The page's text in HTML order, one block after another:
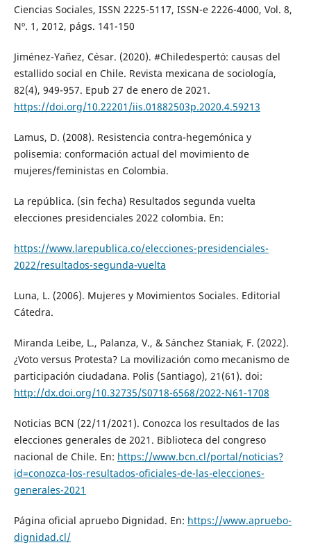
Ciencias Sociales, ISSN 2225-5117, ISSN-e 2226-4000, Vol. 8,
Nº. 1, 2012, págs. 141-150
Jiménez-Yañez, César. (2020). #Chiledespertó: causas del
estallido social en Chile. Revista mexicana de sociología,
82(4), 949-957. Epub 27 de enero de 2021.
https://doi.org/10.22201/iis.01882503p.2020.4.59213
Lamus, D. (2008). Resistencia contra-hegemónica y
polisemia: conformación actual del movimiento de
mujeres/feministas en Colombia.
La república. (sin fecha) Resultados segunda vuelta
elecciones presidenciales 2022 colombia. En:
https://www.larepublica.co/elecciones-presidenciales-
2022/resultados-segunda-vuelta
Luna, L. (2006). Mujeres y Movimientos Sociales. Editorial
Cátedra.
Miranda Leibe, L., Palanza, V., & Sánchez Staniak, F. (2022).
¿Voto versus Protesta? La movilización como mecanismo de
participación ciudadana. Polis (Santiago), 21(61). doi:
http://dx.doi.org/10.32735/S0718-6568/2022-N61-1708
Noticias BCN (22/11/2021). Conozca los resultados de las
elecciones generales de 2021. Biblioteca del congreso
nacional de Chile. En: https://www.bcn.cl/portal/noticias?
id=conozca-los-resultados-oficiales-de-las-elecciones-
generales-2021
Página oficial apruebo Dignidad. En: https://www.apruebo-
dignidad.cl/